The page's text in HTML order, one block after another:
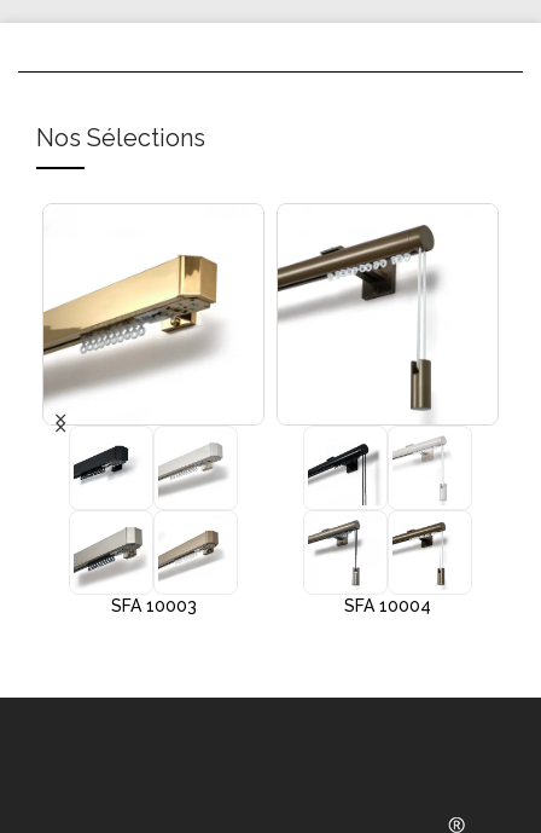
Nos Sélections
SFA 10003 SFA 10004